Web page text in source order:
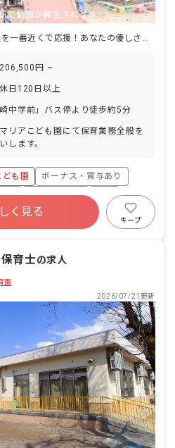
で動画が再生されます
子どもたちの成長を一番近くで応援！あなたの優しさと保育スキルが輝く場所
円 ~
日120日以上
崎中学前」バス停より徒歩約5分
リアこども園にて保育業務全般を
します。
ども園
ボーナス・賞与あり
上
社会保険完備
業少なめ
昇給昇進あり
く見る
キープ
保育士の求人
園
2026/07/21更新